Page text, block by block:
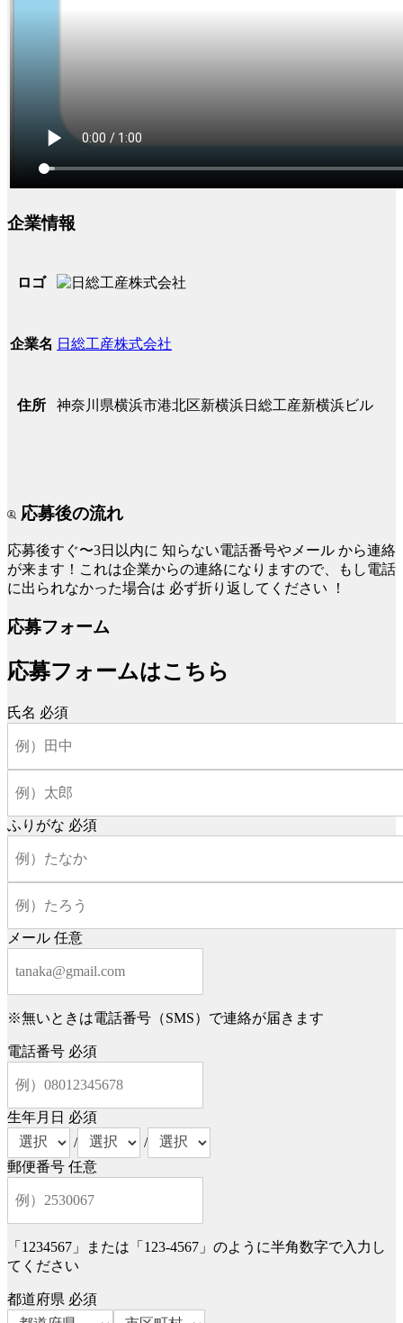
企業情報
ロゴ
企業名 日総工産株式会社
住所 神奈川県横浜市港北区新横浜日総工産新横浜ビル
応募後の流れ
応募後すぐ〜3日以内に 知らない電話番号やメール から連絡
が来ます！これは企業からの連絡になりますので、もし電話
に出られなかった場合は 必ず折り返してください ！
応募フォーム
応募フォームはこちら
氏名 必須
ふりがな 必須
メール 任意
※無いときは電話番号（SMS）で連絡が届きます
電話番号 必須
生年月日 必須
/
/
郵便番号 任意
「1234567」または「123-4567」のように半角数字で入力し
てください
都道府県 必須